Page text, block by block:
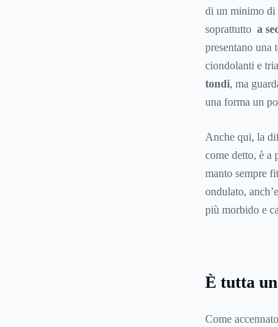
di un minimo di
soprattutto a
presentano una
ciondolanti e
tondi, ma
una forma un
Anche qui, la
come detto, è a
manto sempre
ondulato,
più morbido e
È tutta
Come